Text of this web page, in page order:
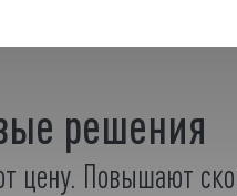
решения
цену. Повышают